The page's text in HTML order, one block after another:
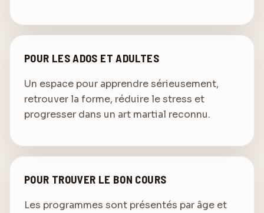
POUR LES ADOS ET ADULTES
Un espace pour apprendre sérieusement,
retrouver la forme, réduire le stress et
progresser dans un art martial reconnu.
POUR TROUVER LE BON COURS
Les programmes sont présentés par âge et